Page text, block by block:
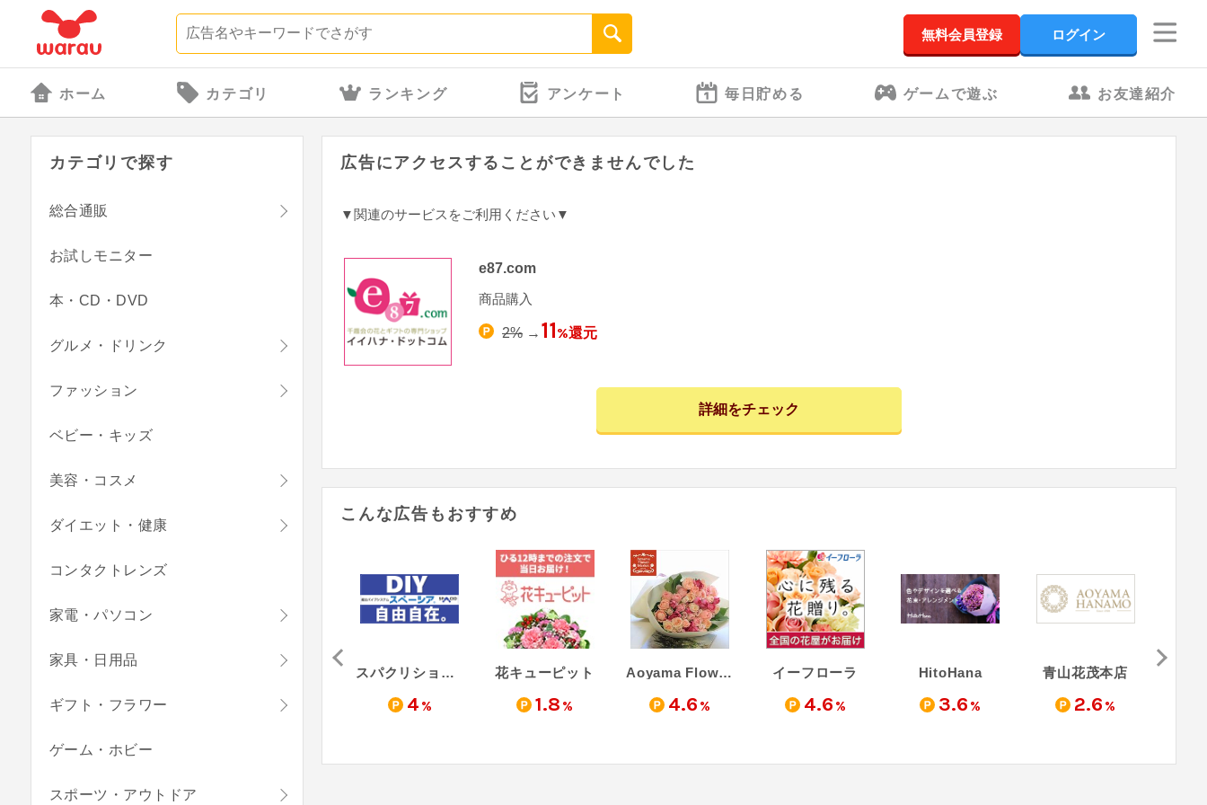
無料会員登録 ログイン
ホーム カテゴリ ランキング アンケート 毎日貯める ゲームで遊ぶ お友達紹介
広告にアクセスすることができませんでした
▼関連のサービスをご利用ください▼
e87.com
商品購入
2% → 11%還元
詳細をチェック
こんな広告もおすすめ
1% 1%
スパクリショップ
4 %
花キューピット
1.8 %
Aoyama Flower Market - 青山フラワーマーケット
4.6 %
イーフローラ
4.6 %
HitoHana
3.6 %
青山花茂本店
2.6 %
カテゴリで探す
総合通販
お試しモニター
本・CD・DVD
グルメ・ドリンク
ファッション
ベビー・キッズ
美容・コスメ
ダイエット・健康
コンタクトレンズ
家電・パソコン
家具・日用品
ギフト・フラワー
ゲーム・ホビー
スポーツ・アウトドア